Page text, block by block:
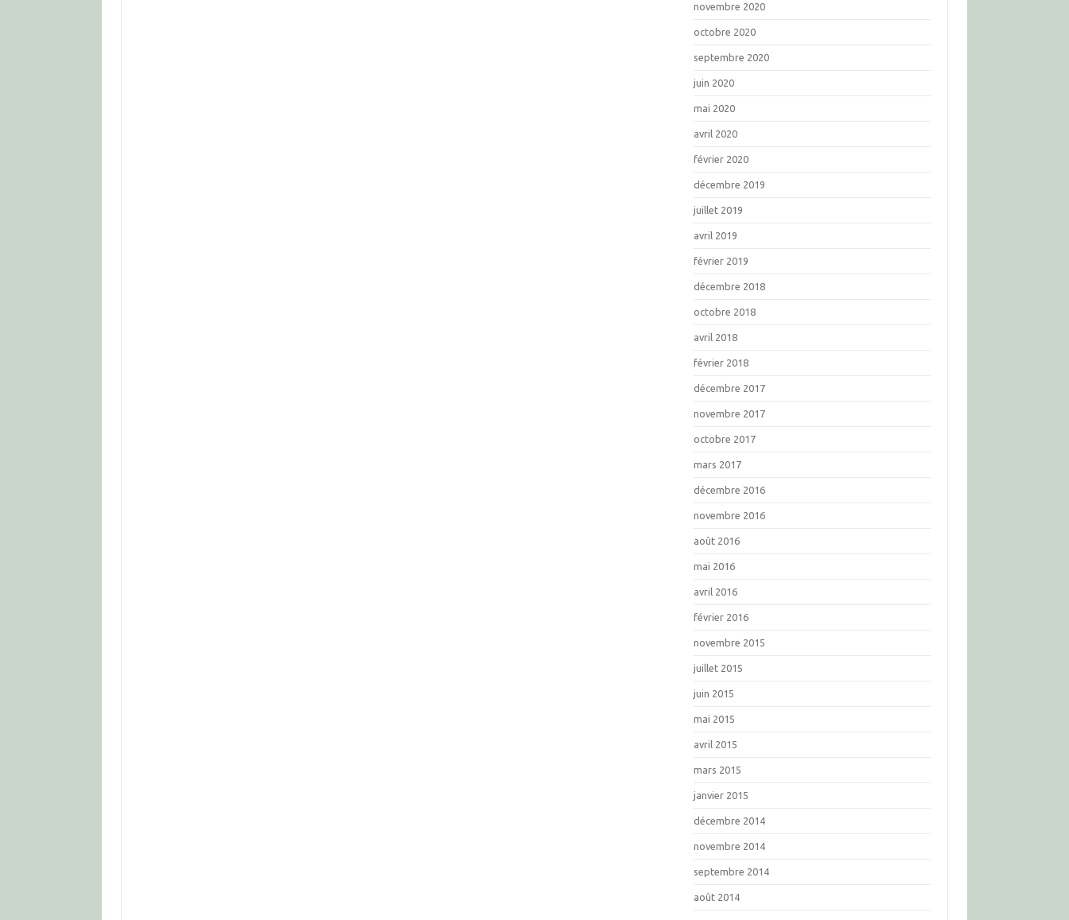
novembre 2020
octobre 2020
septembre 2020
juin 2020
mai 2020
avril 2020
février 2020
décembre 2019
juillet 2019
avril 2019
février 2019
décembre 2018
octobre 2018
avril 2018
février 2018
décembre 2017
novembre 2017
octobre 2017
mars 2017
décembre 2016
novembre 2016
août 2016
mai 2016
avril 2016
février 2016
novembre 2015
juillet 2015
juin 2015
mai 2015
avril 2015
mars 2015
janvier 2015
décembre 2014
novembre 2014
septembre 2014
août 2014